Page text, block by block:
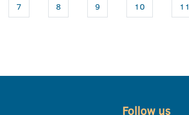
7 8 9 10 11
Follow us